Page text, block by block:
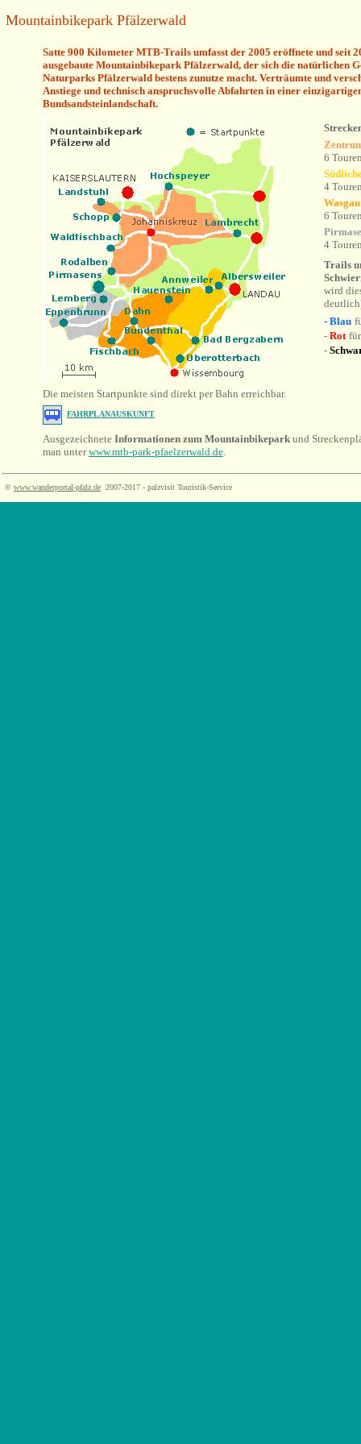
Mountainbikepark Pfälzerwald
Satte 900 Kilometer MTB-Trails umfasst der 2005 eröffnete und seit
ausgebaute Mountainbikepark Pfälzerwald, der sich die natürlichen
Naturparks Pfälzerwald bestens zunutze macht. Verträumte und
Anstiege und technisch anspruchsvolle Abfahrten in einer
Bundsandsteinlandschaft.
6
4
Wasgau
6
4
Trails
wird
- Blau
- Rot
-
Die meisten Startpunkte sind direkt per Bahn erreichbar.
FAHRPLANAUSKUNFT
Ausgezeichnete Informationen zum Mountainbikepark und
man unterwww.mtb-park-pfaelzerwald.de.
© www.wanderportal-pfalz.de 2007-2017 - palzvisit Touristik-Service